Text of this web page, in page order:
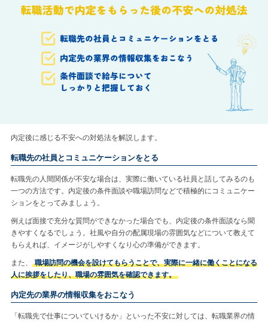
内定後に感じる不安への対処法を解説します。
転職先の社員とコミュニケーションをとる
転職先の人間関係が不安な場合は、実際に働いている社員と話してみるのも
一つの方法です。内定後の条件面談や職場訪問などで積極的にコミュニケー
ションをとってみましょう。
例えば面接で充分な質問ができなかった場合でも、内定後の条件面談なら聞
きやすくなるでしょう。社風や自分の配属現場の雰囲気などについて教えて
もらえれば、イメージがしやすくなり心の準備ができます。
また、
職場訪問の機会を設けてもらうことで、実際に一緒に働くことになる
人に挨拶をしたり、職場の雰囲気を確認できます。
内定先の業界の情報収集をおこなう
「転職先で仕事についていけるか」といった不安に対しては、転職業界の情